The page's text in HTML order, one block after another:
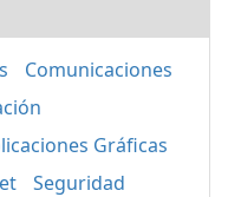
Comunicaciones
Gráficas
Seguridad